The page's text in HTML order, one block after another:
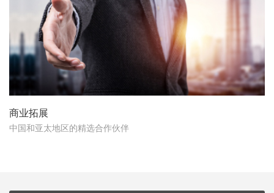
商业拓展
中国和亚太地区的精选合作伙伴